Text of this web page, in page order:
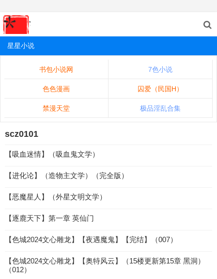
星星小说
书包小说网 7色小说
色色漫画 囚爱（民国H）
禁漫天堂 极品淫乱合集
scz0101
【吸血迷情】（吸血鬼文学）
【进化论】（造物主文学）（完全版）
【恶魔星人】（外星文明文学）
【逐鹿天下】第一章 英仙门
【色城2024文心雕龙】【夜遇魔鬼】【完结】（007）
【色城2024文心雕龙】【奥特风云】（15楼更新第15章 黑洞）
（012）